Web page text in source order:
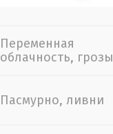
Переменная
облачность, грозы
Пасмурно, ливни